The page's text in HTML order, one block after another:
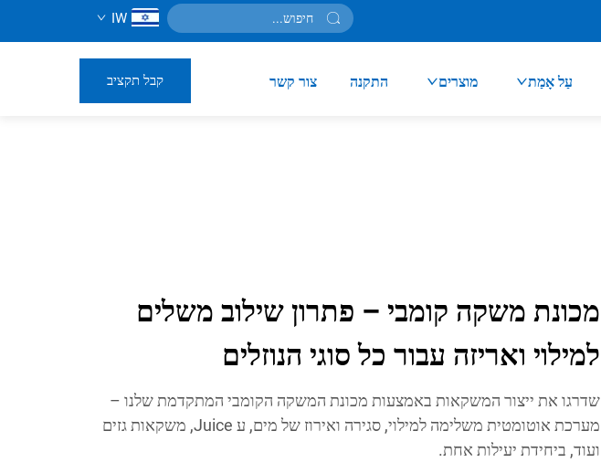
IW
עַל אָמַת מוצרים התקנה צור קשר קבל תקציב
מכונת משקה קומבי – פתרון שילוב משלים
למילוי ואריזה עבור כל סוגי הנוזלים
שדרגו את ייצור המשקאות באמצעות מכונת המשקה הקומבי המתקדמת שלנו –
מערכת אוטומטית משלימה למילוי, סגירה ואירוז של מים, ע Juice, משקאות גזים
ועוד, ביחידת יעילות אחת.